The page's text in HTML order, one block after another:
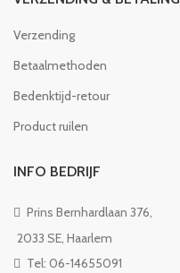
Verzending
Betaalmethoden
Bedenktijd-retour
Product ruilen
INFO BEDRIJF
Prins Bernhardlaan 376,
2033 SE, Haarlem
Tel: 06-14655091